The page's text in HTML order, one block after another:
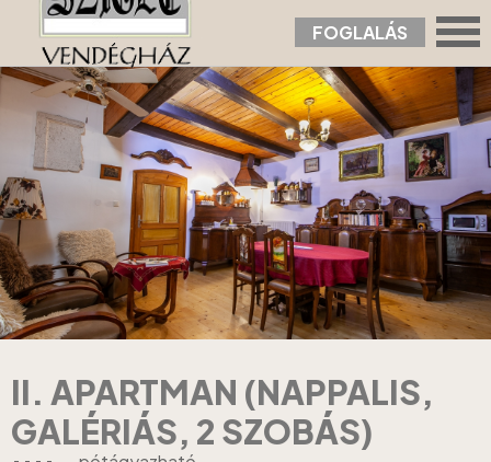
FOGLALÁS
Nyitólap › Apartmanok › II. Apartman (nappalis, galériás, 2 szobás)
II. APARTMAN (NAPPALIS,
GALÉRIÁS, 2 SZOBÁS)